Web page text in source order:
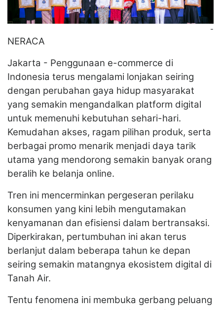
-
NERACA
Jakarta - Penggunaan e-commerce di
Indonesia terus mengalami lonjakan seiring
dengan perubahan gaya hidup masyarakat
yang semakin mengandalkan platform digital
untuk memenuhi kebutuhan sehari-hari.
Kemudahan akses, ragam pilihan produk, serta
berbagai promo menarik menjadi daya tarik
utama yang mendorong semakin banyak orang
beralih ke belanja online.
Tren ini mencerminkan pergeseran perilaku
konsumen yang kini lebih mengutamakan
kenyamanan dan efisiensi dalam bertransaksi.
Diperkirakan, pertumbuhan ini akan terus
berlanjut dalam beberapa tahun ke depan
seiring semakin matangnya ekosistem digital di
Tanah Air.
Tentu fenomena ini membuka gerbang peluang